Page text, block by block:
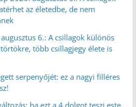
az életedbe, de nem
6.: A csillagok különös
több csillagjegy élete is
serpenyőjét: ez a nagyi filléres
ha ezt a 4 dolgot teszi este,